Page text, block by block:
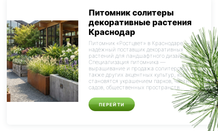
Питомник солитеры
декоративные растения
Краснодар
Питомник «Ростцвет» в Краснодаре — это
надёжный поставщик декоративных
растений для ландшафтного дизайна.
Специализация питомника —
выращивание и продажа солитеров, а
также других акцентных культур, которые
становятся украшением парков, частных
садов, общественных пространств...
ПЕРЕЙТИ